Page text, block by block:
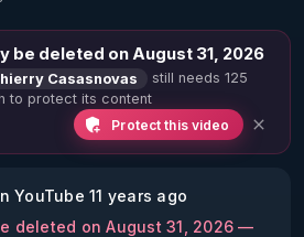
be deleted on August 31, 2026
Casasnovas
still needs 125
to protect its content
Protect this video
YouTube 11 years ago
deleted on August 31, 2026 —